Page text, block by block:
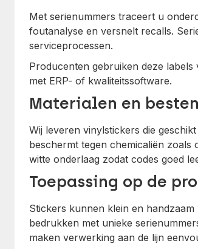
Met serienummers traceert u
foutanalyse en versnelt recalls.
serviceprocessen.
Producenten gebruiken deze
met ERP- of kwaliteitssoftware.
Materialen en
Wij leveren vinylstickers die
beschermt tegen chemicaliën
witte onderlaag zodat codes goed
Toepassing op de
Stickers kunnen klein en
bedrukken met unieke
maken verwerking aan de lijn